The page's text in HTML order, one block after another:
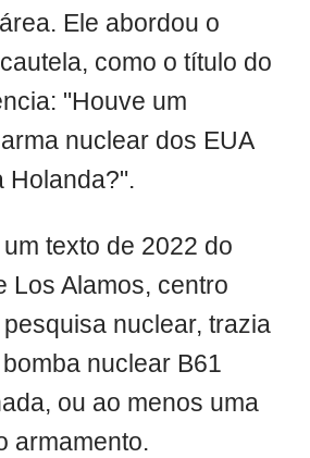
Ele abordou o
como o título do
"Houve um
nuclear dos EUA
Holanda?".
texto de 2022 do
Los Alamos, centro
nuclear, trazia
nuclear B61
ou ao menos uma
armamento.